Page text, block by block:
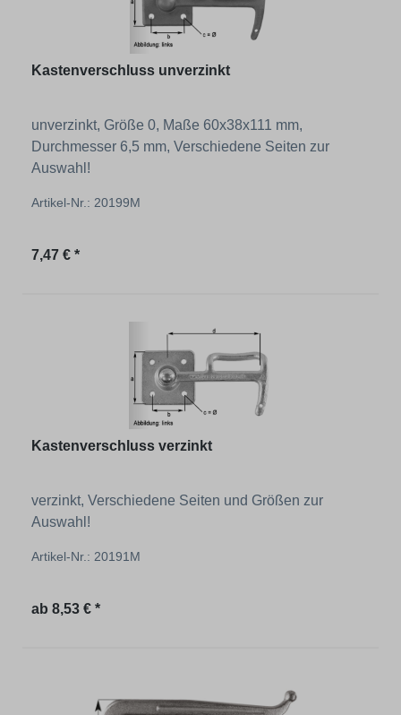
Kastenverschluss unverzinkt
unverzinkt, Größe 0, Maße 60x38x111 mm,
Durchmesser 6,5 mm, Verschiedene Seiten zur
Auswahl!
Artikel-Nr.: 20199M
Regulärer Preis:
7,47 € *
Kastenverschluss verzinkt
verzinkt, Verschiedene Seiten und Größen zur
Auswahl!
Artikel-Nr.: 20191M
Regulärer Preis:
ab 8,53 € *